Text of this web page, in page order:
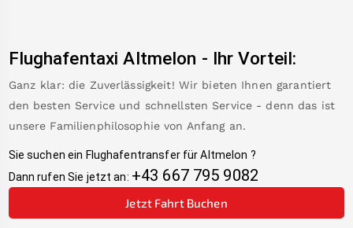
Flughafentaxi Altmelon - Ihr Vorteil:
Ganz klar: die Zuverlässigkeit! Wir bieten Ihnen garantiert
den besten Service und schnellsten Service - denn das ist
unsere Familienphilosophie von Anfang an.
Sie suchen ein Flughafentransfer für Altmelon ?
Dann rufen Sie jetzt an: +43 667 795 9082
Jetzt Fahrt Buchen